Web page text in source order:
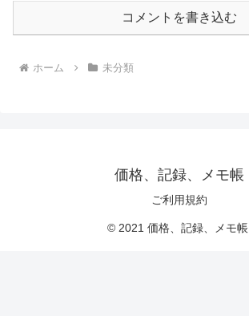
コメントを書き込む
ホーム 未分類
価格、記録、メモ帳
ご利用規約
© 2021 価格、記録、メモ帳.